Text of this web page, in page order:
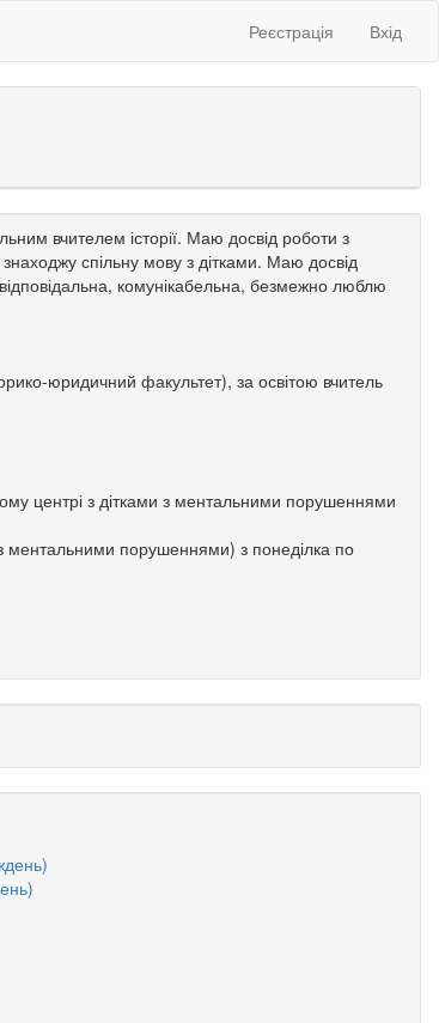
Реєстрація Вхід
вчителем історії. Маю досвід роботи з
знаходжу спільну мову з дітками. Маю досвід
комунікабельна, безмежно люблю
юридичний факультет), за освітою вчитель
центрі з дітками з ментальними порушеннями
ментальними порушеннями) з понеділка по